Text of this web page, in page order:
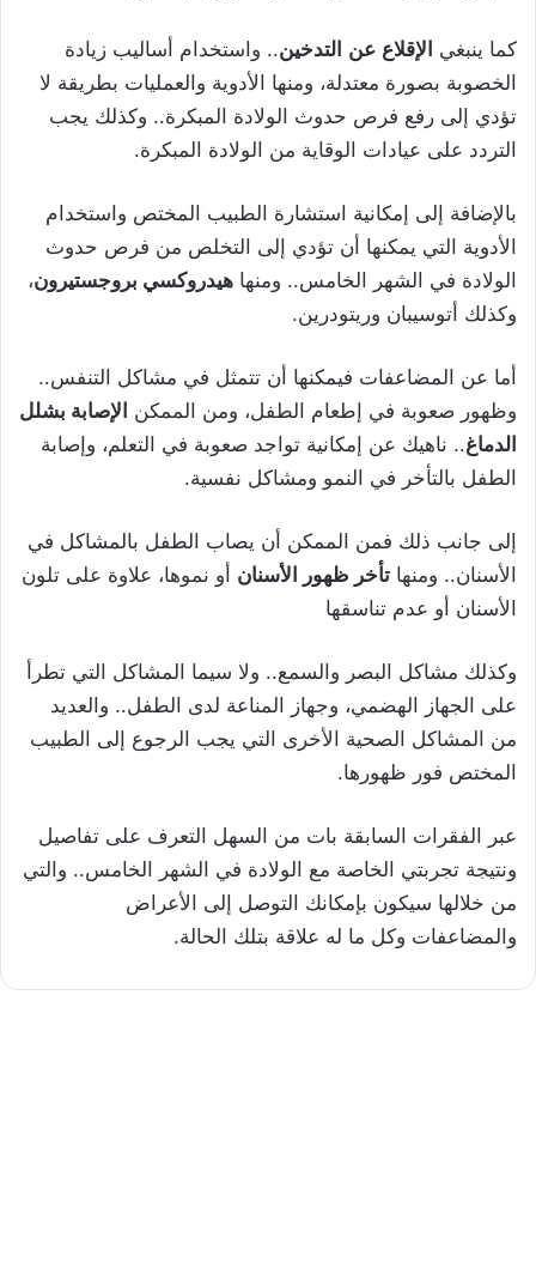
كما ينبغي الإقلاع عن التدخين.. واستخدام أساليب زيادة
الخصوبة بصورة معتدلة، ومنها الأدوية والعمليات بطريقة لا
تؤدي إلى رفع فرص حدوث الولادة المبكرة.. وكذلك يجب
التردد على عيادات الوقاية من الولادة المبكرة.
بالإضافة إلى إمكانية استشارة الطبيب المختص واستخدام
الأدوية التي يمكنها أن تؤدي إلى التخلص من فرص حدوث
الولادة في الشهر الخامس.. ومنها هيدروكسي بروجستيرون،
وكذلك أتوسيبان وريتودرين.
أما عن المضاعفات فيمكنها أن تتمثل في مشاكل التنفس..
وظهور صعوبة في إطعام الطفل، ومن الممكن الإصابة بشلل
الدماغ.. ناهيك عن إمكانية تواجد صعوبة في التعلم، وإصابة
الطفل بالتأخر في النمو ومشاكل نفسية.
إلى جانب ذلك فمن الممكن أن يصاب الطفل بالمشاكل في
الأسنان.. ومنها تأخر ظهور الأسنان أو نموها، علاوة على تلون
الأسنان أو عدم تناسقها
وكذلك مشاكل البصر والسمع.. ولا سيما المشاكل التي تطرأ
على الجهاز الهضمي، وجهاز المناعة لدى الطفل.. والعديد
من المشاكل الصحية الأخرى التي يجب الرجوع إلى الطبيب
المختص فور ظهورها.
عبر الفقرات السابقة بات من السهل التعرف على تفاصيل
ونتيجة تجربتي الخاصة مع الولادة في الشهر الخامس.. والتي
من خلالها سيكون بإمكانك التوصل إلى الأعراض
والمضاعفات وكل ما له علاقة بتلك الحالة.